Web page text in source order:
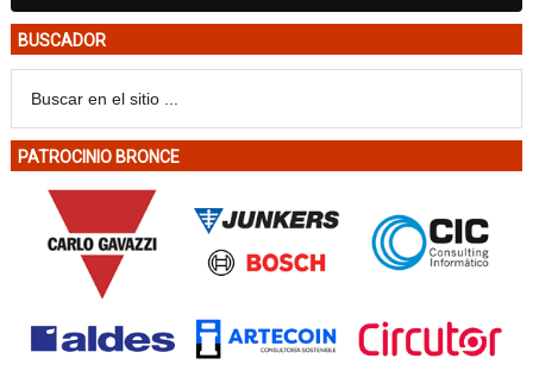
BUSCADOR
PATROCINIO BRONCE